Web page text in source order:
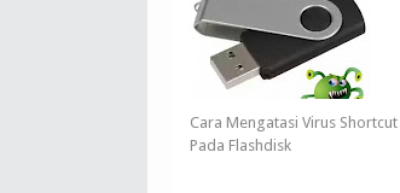
Cara Mengatasi Virus Shortcut
Pada Flashdisk